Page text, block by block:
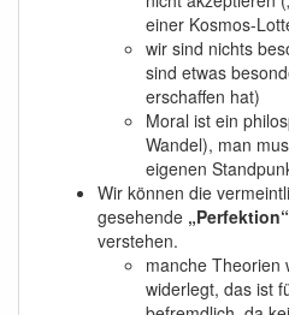
einer Kosmos-
wir sind nichts
sind etwas
erschaffen hat)
Moral ist ein
Wandel), man
eigenen
Wir können die
gesehende
verstehen.
manche Theorien
widerlegt, das ist